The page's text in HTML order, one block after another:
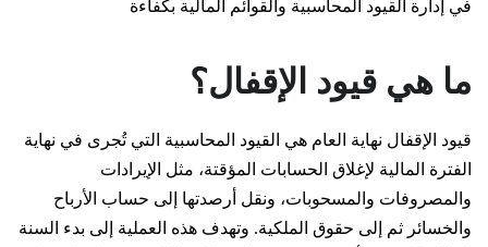
في إدارة القيود المحاسبية والقوائم المالية بكفاءة
ما هي قيود الإقفال؟
قيود الإقفال نهاية العام هي القيود المحاسبية التي تُجرى في نهاية
الفترة المالية لإغلاق الحسابات المؤقتة، مثل الإيرادات
والمصروفات والمسحوبات، ونقل أرصدتها إلى حساب الأرباح
والخسائر ثم إلى حقوق الملكية. وتهدف هذه العملية إلى بدء السنة